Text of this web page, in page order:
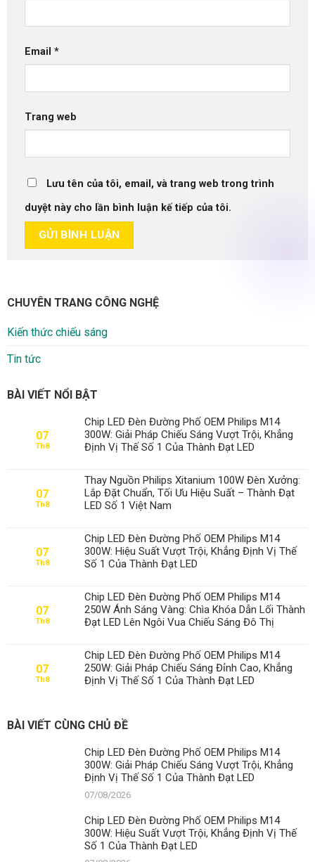
Email *
Trang web
Lưu tên của tôi, email, và trang web trong trình
duyệt này cho lần bình luận kế tiếp của tôi.
CHUYÊN TRANG CÔNG NGHỆ
Kiến thức chiếu sáng
Tin tức
BÀI VIẾT NỔI BẬT
07
Th8
Chip LED Đèn Đường Phố OEM Philips M14
300W: Giải Pháp Chiếu Sáng Vượt Trội, Khẳng
Định Vị Thế Số 1 Của Thành Đạt LED
07
Th8
Thay Nguồn Philips Xitanium 100W Đèn Xưởng:
Lắp Đặt Chuẩn, Tối Ưu Hiệu Suất – Thành Đạt
LED Số 1 Việt Nam
07
Th8
Chip LED Đèn Đường Phố OEM Philips M14
300W: Hiệu Suất Vượt Trội, Khẳng Định Vị Thế
Số 1 Của Thành Đạt LED
07
Th8
Chip LED Đèn Đường Phố OEM Philips M14
250W Ánh Sáng Vàng: Chìa Khóa Dẫn Lối Thành
Đạt LED Lên Ngôi Vua Chiếu Sáng Đô Thị
07
Th8
Chip LED Đèn Đường Phố OEM Philips M14
250W: Giải Pháp Chiếu Sáng Đỉnh Cao, Khẳng
Định Vị Thế Số 1 Của Thành Đạt LED
BÀI VIẾT CÙNG CHỦ ĐỀ
Chip LED Đèn Đường Phố OEM Philips M14
300W: Giải Pháp Chiếu Sáng Vượt Trội, Khẳng
Định Vị Thế Số 1 Của Thành Đạt LED
07/08/2026
Chip LED Đèn Đường Phố OEM Philips M14
300W: Hiệu Suất Vượt Trội, Khẳng Định Vị Thế
Số 1 Của Thành Đạt LED